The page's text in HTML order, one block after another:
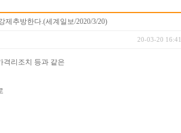
제추방한다.(세계일보/2020/3/20)
20-03-20 16:41
격리조치 등과 같은